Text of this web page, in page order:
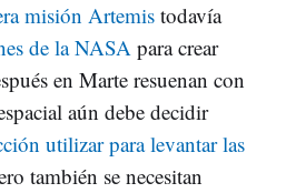
misión Artemis todavía
de la NASA para crear
en Marte resuenan con
aún debe decidir
utilizar para levantar las
también se necesitan